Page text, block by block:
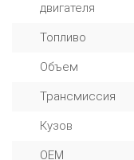
двигателя
Топливо
Объем
Трансмиссия
Кузов
OEM